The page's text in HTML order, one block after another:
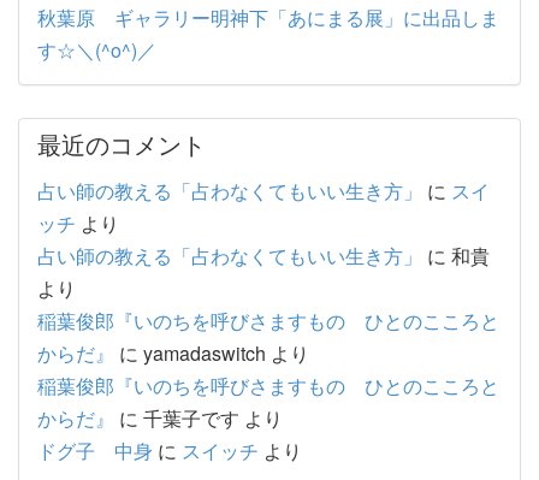
秋葉原 ギャラリー明神下「あにまる展」に出品しま
す☆＼(^o^)／
最近のコメント
占い師の教える「占わなくてもいい生き方」 に スイ
ッチ より
占い師の教える「占わなくてもいい生き方」
に 和貴
より
稲葉俊郎『いのちを呼びさますもの ひとのこころと
からだ』
に yamadaswitch より
稲葉俊郎『いのちを呼びさますもの ひとのこころと
からだ』
に 千葉子です より
ドグ子 中身 に スイッチ より